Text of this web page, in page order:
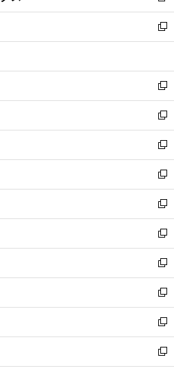
開
く
ウ
で
開
ン
ド
ウ
開
く
ウ
ィ
ン
ウ
で
開
く
し
い
ウ
ン
ド
ウ
で
開
く
新
し
ウ
ィ
ン
ド
ウ
で
開
く
新
し
い
ウ
ィ
ン
ド
ウ
で
開
く
新
し
い
ウ
ィ
ン
ド
ウ
で
開
く
新
し
い
ウ
ィ
ン
ド
ウ
で
開
く
新
し
い
ウ
ィ
ン
ド
ウ
で
開
く
新
し
い
ウ
ィ
ン
ド
ウ
で
開
く
新
し
い
ウ
ィ
ン
ド
ウ
で
開
新
し
い
ウ
ィ
ン
ド
ウ
新
し
い
ウ
ィ
ン
新
し
い
ウ
新
し